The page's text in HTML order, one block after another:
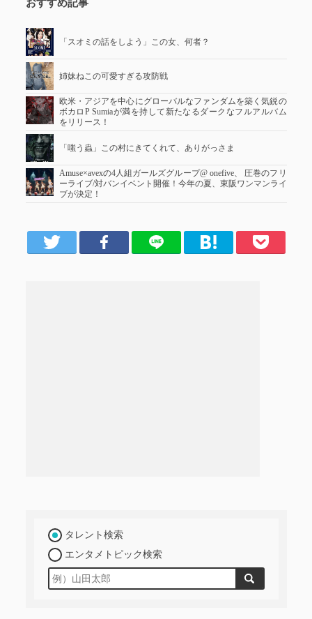
おすすめ記事
「スオミの話をしよう」この女、何者？
姉妹ねこの可愛すぎる攻防戦
欧米・アジアを中心にグローバルなファンダムを築く気鋭の
ボカロP Sumiaが満を持して新たなるダークなフルアルバム
をリリース！
「嗤う蟲」この村にきてくれて、ありがっさま
Amuse×avexの4人組ガールズグループ@ onefive、 圧巻のフリ
ーライブ/対バンイベント開催！今年の夏、東阪ワンマンライ
ブが決定！
Facebook LINE はてブ Pocket
タレント検索
エンタメトピック検索